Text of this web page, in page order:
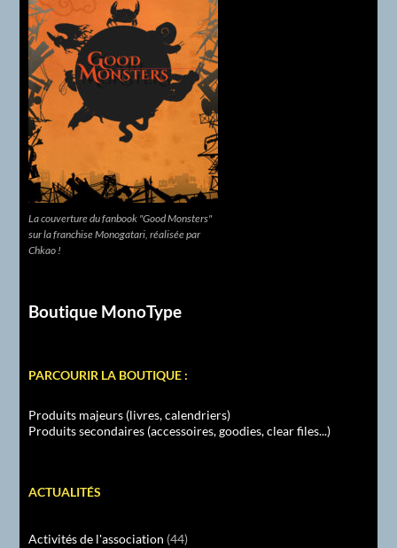
La couverture du fanbook "Good Monsters"
sur la franchise Monogatari, réalisée par
Chkao !
Boutique MonoType
PARCOURIR LA BOUTIQUE :
Produits majeurs (livres, calendriers)
Produits secondaires (accessoires, goodies, clear files...)
ACTUALITÉS
Activités de l'association (44)